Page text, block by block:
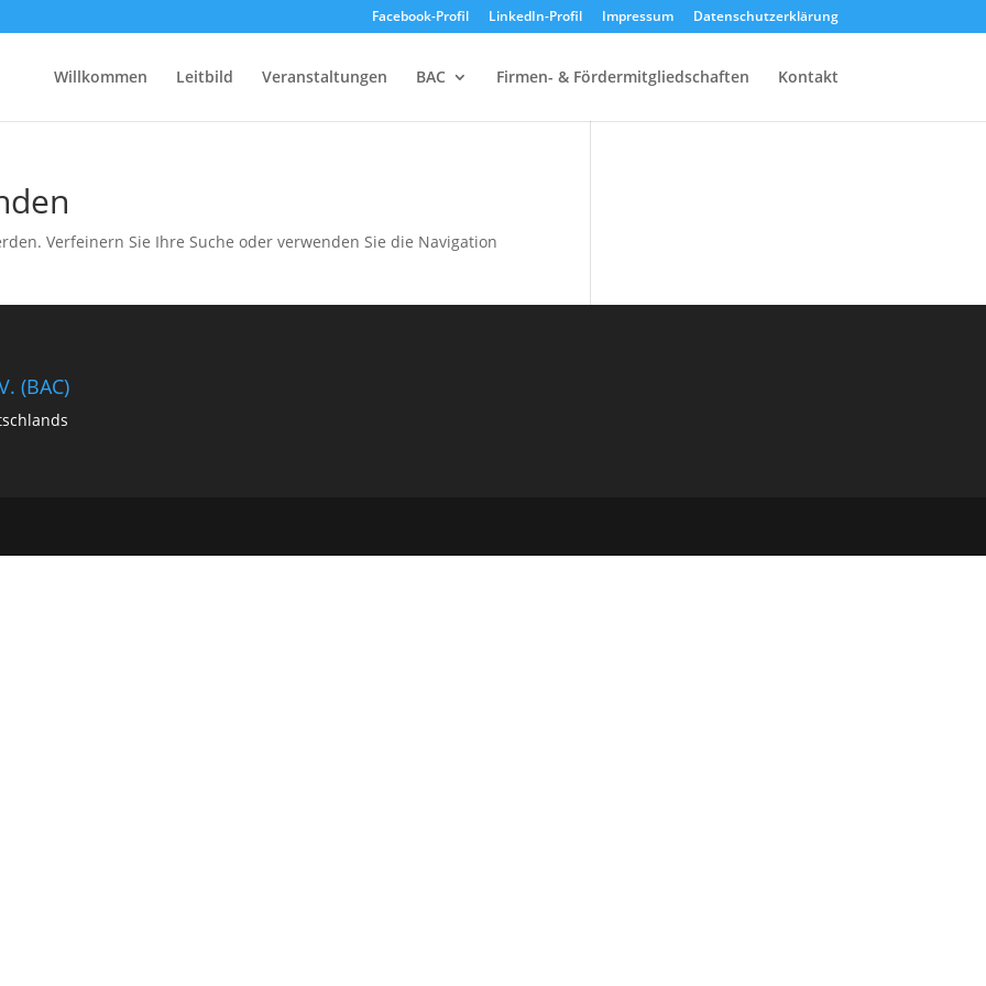
Facebook-Profil LinkedIn-Profil Impressum Datenschutzerklärung
Willkommen Leitbild Veranstaltungen BAC Firmen- & Fördermitgliedschaften Kontakt
Verfeinern Sie Ihre Suche oder verwenden Sie die Navigation
(BAC)